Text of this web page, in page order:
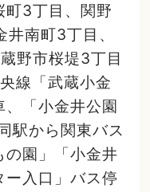
町3丁目、関野
南町3丁目、
野市桜堤3丁目
線「武蔵小金
「小金井公園
から関東バス
の園」「小金井
入口」バス停